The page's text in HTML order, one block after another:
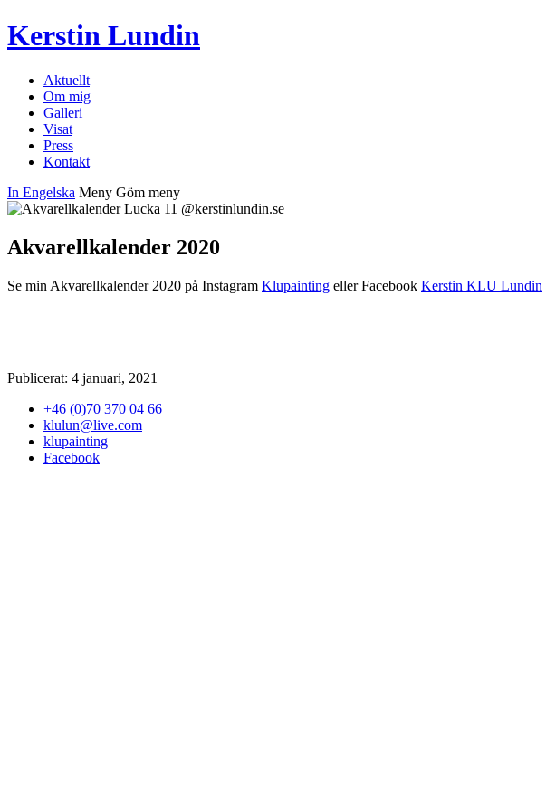
Kerstin Lundin
Aktuellt
Om mig
Galleri
Visat
Press
Kontakt
In Engelska Meny Göm meny
Akvarellkalender 2020
Se min Akvarellkalender 2020 på Instagram Klupainting eller Facebook Kerstin KLU Lundin
Publicerat: 4 januari, 2021
+46 (0)70 370 04 66
klulun@live.com
klupainting
Facebook